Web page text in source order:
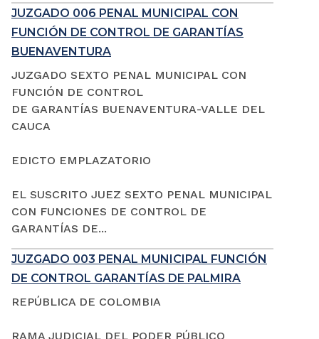
JUZGADO 006 PENAL MUNICIPAL CON
FUNCIÓN DE CONTROL DE GARANTÍAS
BUENAVENTURA
JUZGADO SEXTO PENAL MUNICIPAL CON
FUNCIÓN DE CONTROL
DE GARANTÍAS BUENAVENTURA-VALLE DEL
CAUCA
EDICTO EMPLAZATORIO
EL SUSCRITO JUEZ SEXTO PENAL MUNICIPAL
CON FUNCIONES DE CONTROL DE
GARANTÍAS DE...
JUZGADO 003 PENAL MUNICIPAL FUNCIÓN
DE CONTROL GARANTÍAS DE PALMIRA
REPÚBLICA DE COLOMBIA
RAMA JUDICIAL DEL PODER PÚBLICO